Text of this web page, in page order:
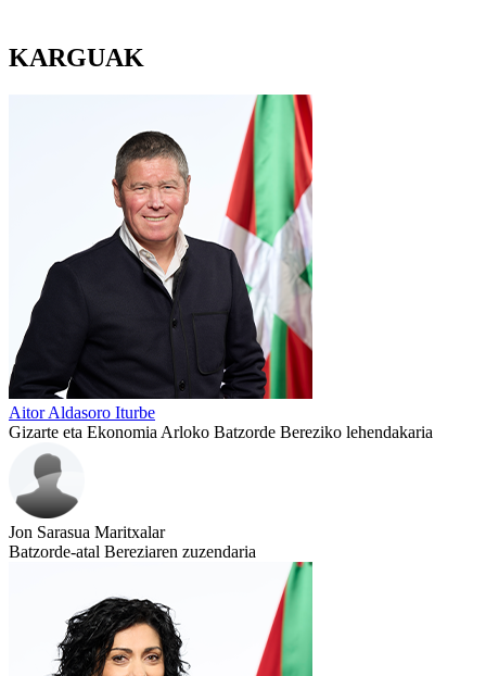
KARGUAK
Aitor Aldasoro Iturbe
Gizarte eta Ekonomia Arloko Batzorde Bereziko lehendakaria
Jon Sarasua Maritxalar
Batzorde-atal Bereziaren zuzendaria